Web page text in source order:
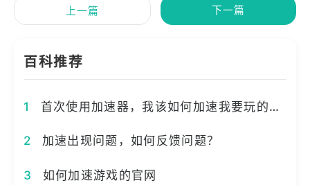
上一篇 下一篇
百科推荐
1 首次使用加速器，我该如何加速我要玩的游戏？
2 加速出现问题，如何反馈问题？
3 如何加速游戏的官网